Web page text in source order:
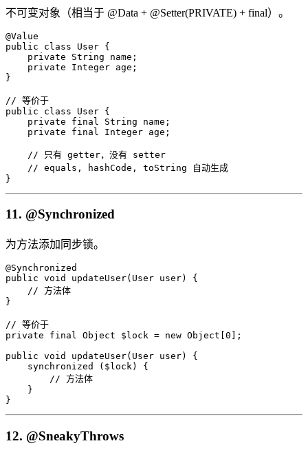
不可变对象（相当于 @Data + @Setter(PRIVATE) + final）。
@Value
public class User {
private String name;
private Integer age;
}
// 等价于
public class User {
private final String name;
private final Integer age;
// 只有 getter，没有 setter
// equals, hashCode, toString 自动生成
}
11. @Synchronized
为方法添加同步锁。
@Synchronized
public void updateUser(User user) {
// 方法体
}
// 等价于
private final Object $lock = new Object[0];
public void updateUser(User user) {
synchronized ($lock) {
// 方法体
}
}
12. @SneakyThrows